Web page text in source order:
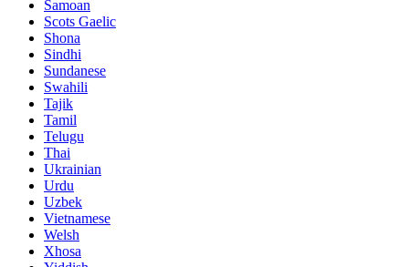
Samoan
Scots Gaelic
Shona
Sindhi
Sundanese
Swahili
Tajik
Tamil
Telugu
Thai
Ukrainian
Urdu
Uzbek
Vietnamese
Welsh
Xhosa